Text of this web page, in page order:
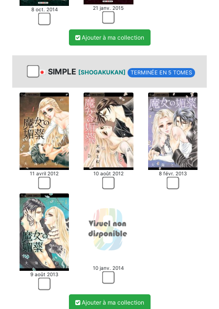
8 oct. 2014 21 janv. 2015
Ajouter à ma collection
SIMPLE [SHOGAKUKAN] TERMINÉE EN 5 TOMES
11 avril 2012 10 août 2012 8 févr. 2013
9 août 2013
10 janv. 2014
Ajouter à ma collection